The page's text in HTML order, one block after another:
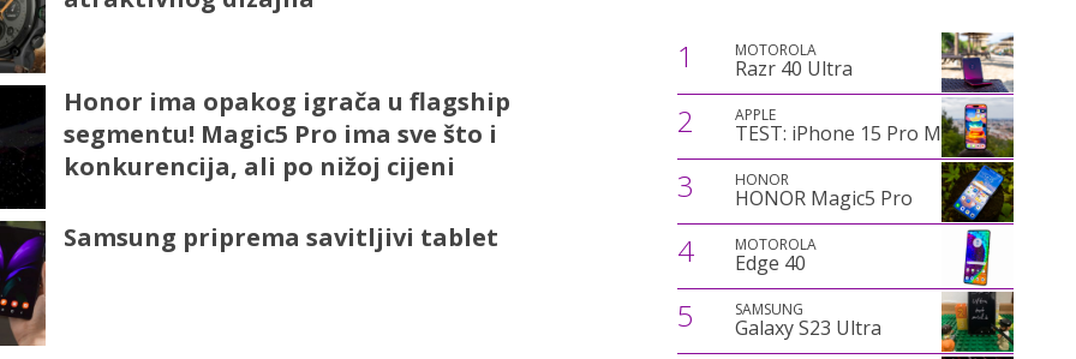
Honor ima opakog igrača u flagship
segmentu! Magic5 Pro ima sve što i
konkurencija, ali po nižoj cijeni
Samsung priprema savitljivi tablet
1 MOTOROLA
Razr 40 Ultra
2 APPLE
TEST: iPhone 15 Pro Max
3 HONOR
HONOR Magic5 Pro
4 MOTOROLA
Edge 40
5 SAMSUNG
Galaxy S23 Ultra